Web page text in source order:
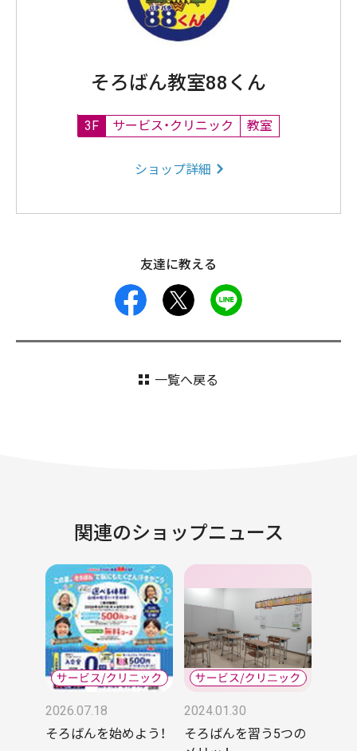
そろばん教室88くん
3F サービス・クリニック 教室
ショップ詳細
友達に教える
facebook
一覧へ戻る
関連のショップニュース
2026.07.18
そろばんを始めよう！
2024.01.30
そろばんを習う5つの